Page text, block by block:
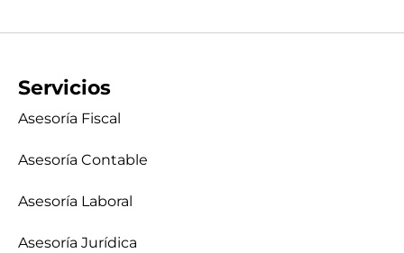
Servicios
Asesoría Fiscal
Asesoría Contable
Asesoría Laboral
Asesoría Jurídica